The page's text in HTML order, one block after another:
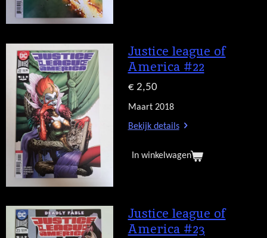
Justice league of
America #22
€ 2,50
Maart 2018
Bekijk details
In winkelwagen
Justice league of
America #23